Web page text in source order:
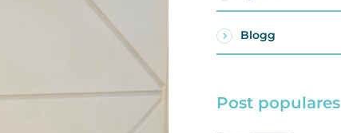
Blogg
Post populares